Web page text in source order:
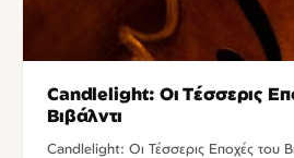
Candlelight: Οι Τέσσερις
Βιβάλντι
Candlelight: Οι Τέσσερις Εποχές του